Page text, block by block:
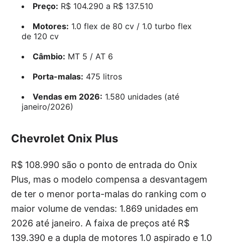
Preço: R$ 104.290 a R$ 137.510
Motores: 1.0 flex de 80 cv / 1.0 turbo flex
de 120 cv
Câmbio: MT 5 / AT 6
Porta-malas: 475 litros
Vendas em 2026: 1.580 unidades (até
janeiro/2026)
Chevrolet Onix Plus
R$ 108.990 são o ponto de entrada do Onix
Plus, mas o modelo compensa a desvantagem
de ter o menor porta-malas do ranking com o
maior volume de vendas: 1.869 unidades em
2026 até janeiro. A faixa de preços até R$
139.390 e a dupla de motores 1.0 aspirado e 1.0